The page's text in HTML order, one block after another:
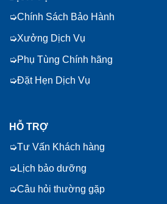
Chính Sách Bảo Hành
Xưởng Dịch Vụ
Phụ Tùng Chính hãng
Đặt Hẹn Dịch Vụ
HỖ TRỢ
Tư Vấn Khách hàng
Lịch bảo dưỡng
Câu hỏi thường gặp